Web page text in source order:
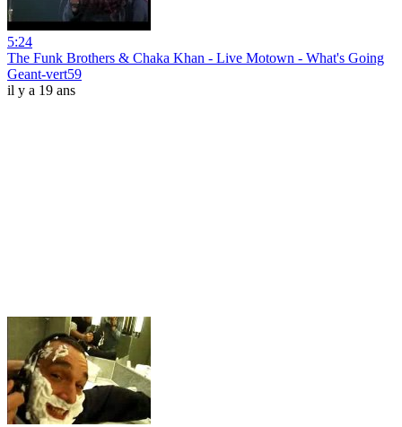
5:24
The Funk Brothers & Chaka Khan - Live Motown - What's Going
Geant-vert59
il y a 19 ans